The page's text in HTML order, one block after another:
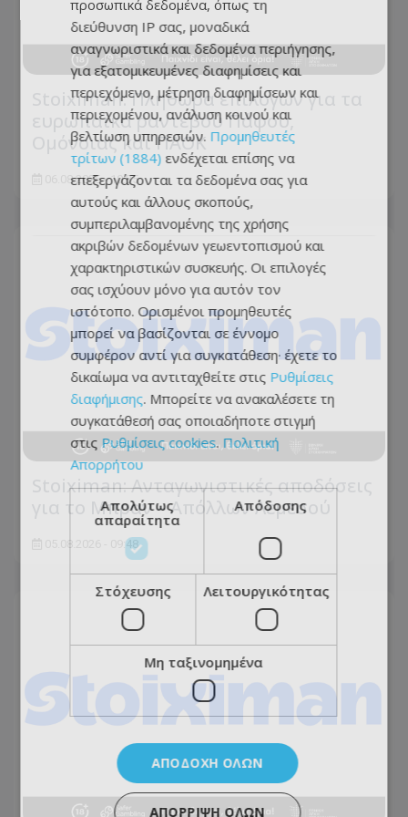
Stoiximan: Πληθώρα επιλογών για τα
ευρωπαϊκά ραντεβού Πάφου,
Ομόνοιας και ΠΑΟΚ
06.08.2026 - 10:35
Stoiximan: Ανταγωνιστικές αποδόσεις
για το Μπραν – Απόλλων Λεμεσού
05.08.2026 - 09:48
προσωπικά δεδομένα, όπως τη
διεύθυνση IP σας, μοναδικά
αναγνωριστικά και δεδομένα περιήγησης,
για εξατομικευμένες διαφημίσεις και
περιεχόμενο, μέτρηση διαφημίσεων και
περιεχομένου, ανάλυση κοινού και
βελτίωση υπηρεσιών. Προμηθευτές
τρίτων (1884) ενδέχεται επίσης να
επεξεργάζονται τα δεδομένα σας για
αυτούς και άλλους σκοπούς,
συμπεριλαμβανομένης της χρήσης
ακριβών δεδομένων γεωεντοπισμού και
χαρακτηριστικών συσκευής. Οι επιλογές
σας ισχύουν μόνο για αυτόν τον
ιστότοπο. Ορισμένοι προμηθευτές
μπορεί να βασίζονται σε έννομο
συμφέρον αντί για συγκατάθεση· έχετε το
δικαίωμα να αντιταχθείτε στις Ρυθμίσεις
διαφήμισης. Μπορείτε να ανακαλέσετε τη
συγκατάθεσή σας οποιαδήποτε στιγμή
στις Ρυθμίσεις cookies. Πολιτική
Απορρήτου
Απολύτως
απαραίτητα
Απόδοσης
Στόχευσης Λειτουργικότητας
Μη ταξινομημένα
ΑΠΟΔΟΧΉ ΌΛΩΝ
ΑΠΌΡΡΙΨΗ ΌΛΩΝ